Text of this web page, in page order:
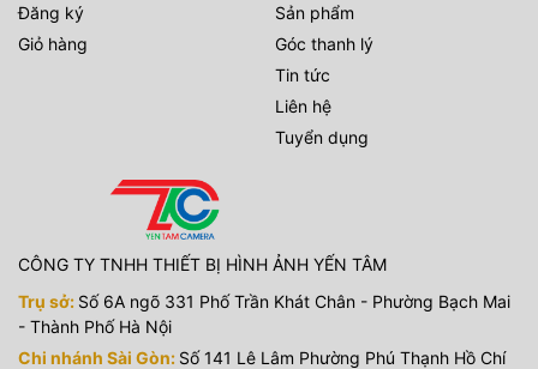
Đăng ký
Giỏ hàng
Sản phẩm
Góc thanh lý
Tin tức
Liên hệ
Tuyển dụng
CÔNG TY TNHH THIẾT BỊ HÌNH ẢNH YẾN TÂM
Trụ sở: Số 6A ngõ 331 Phố Trần Khát Chân - Phường Bạch Mai
- Thành Phố Hà Nội
Chi nhánh Sài Gòn: Số 141 Lê Lâm Phường Phú Thạnh Hồ Chí